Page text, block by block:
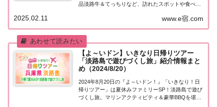
品淡路牛＆てっちりなど、訪れたスポットや食べた
路島」日帰りツアー麒麟・田村さんが街行く人にい
きなり声をかけ、そのまま日帰りツアーにご招待...
www.e宿.com
2025.02.11
【よ～いドン】いきなり日帰りツアー
「淡路島で遊びづくし旅」紹介情報まと
め（2024/8/20）
2024年8月20日の『よ～いドン！』「いきなり！日
帰りツアー」は夏休みファミリーSP！淡路島で遊び
づくし旅。マリンアクティビティ＆豪華BBQを堪